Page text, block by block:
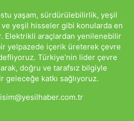
yaşam, sürdürülebilirlik, yeşil
yeşil hisseler gibi konularda en
Elektrikli araçlardan yenilenebilir
yelpazede içerik üreterek çevre
Türkiye'nin lider çevre
doğru ve tarafsız bilgiyle
katkı sağlıyoruz.